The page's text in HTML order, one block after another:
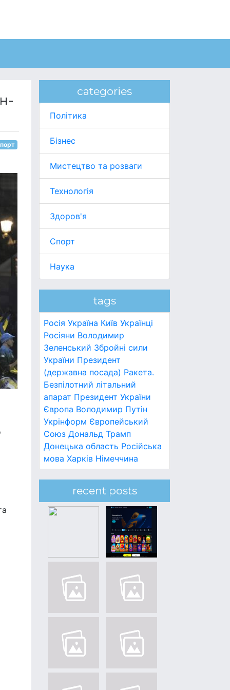
categories
Політика
Бізнес
Мистецтво та розваги
Технологія
Здоров'я
Спорт
Наука
tags
Росія Україна Київ Українці
Росіяни Володимир
Зеленський Збройні сили
України Президент
(державна посада) Ракета.
Безпілотний літальний
апарат Президент України
Європа Володимир Путін
Укрінформ Європейський
Союз Дональд Трамп
Донецька область Російська
мова Харків Німеччина
recent posts